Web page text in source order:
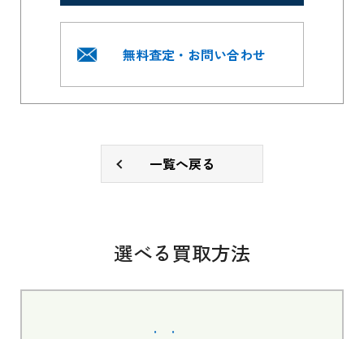
無料査定・お問い合わせ
一覧へ戻る
選べる買取方法